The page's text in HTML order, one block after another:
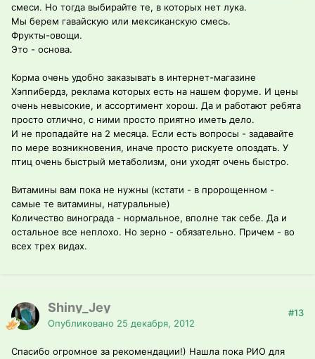
смеси. Но тогда выбирайте те, в которых нет лука.
Мы берем гавайскую или мексиканскую смесь.
Фрукты-овощи.
Это - основа.
Корма очень удобно заказывать в интернет-магазине
Хэппибердз, реклама которых есть на нашем форуме. И цены
очень невысокие, и ассортимент хорош. Да и работают ребята
просто отлично, с ними просто приятно иметь дело.
И не пропадайте на 2 месяца. Если есть вопросы - задавайте
по мере возникновения, иначе просто рискуете опоздать. У
птиц очень быстрый метаболизм, они уходят очень быстро.
Витамины вам пока не нужны (кстати - в пророщенном -
самые те витамины, натуральные)
Количество винограда - нормальное, вполне так себе. Да и
остальное все неплохо. Но зерно - обязательно. Причем - во
всех трех видах.
Shiny_Jey
Опубликовано 25 декабря, 2012
#13
Спасибо огромное за рекомендации!) Нашла пока РИО для